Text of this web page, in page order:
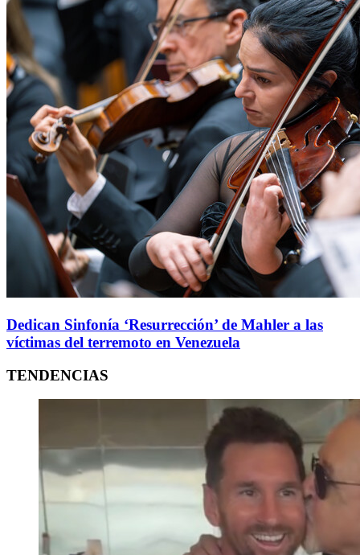
Dedican Sinfonía ‘Resurrección’ de Mahler a las
víctimas del terremoto en Venezuela
TENDENCIAS